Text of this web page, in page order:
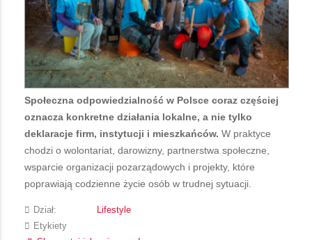
Społeczna odpowiedzialność w Polsce coraz częściej
oznacza konkretne działania lokalne, a nie tylko
deklaracje firm, instytucji i mieszkańców. W praktyce
chodzi o wolontariat, darowizny, partnerstwa społeczne,
wsparcie organizacji pozarządowych i projekty, które
poprawiają codzienne życie osób w trudnej sytuacji.
Dział:
Lifestyle
Etykiety